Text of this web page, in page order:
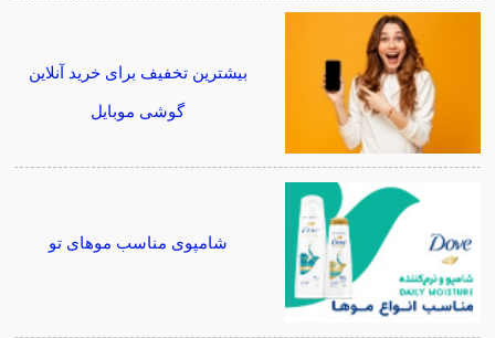
بیشترین تخفیف برای خرید آنلاین
گوشی موبایل
شامپوی مناسب موهای تو